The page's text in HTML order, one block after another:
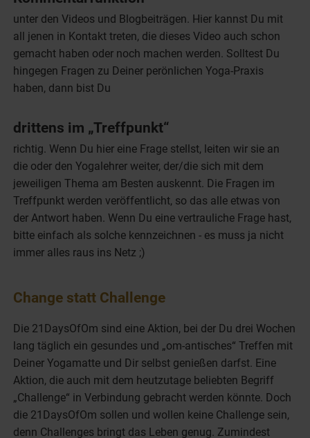
unter den Videos und Blogbeiträgen. Hier kannst Du mit
all jenen in Kontakt treten, die dieses Video auch schon
gemacht haben oder noch machen werden. Solltest Du
hingegen Fragen zu Deiner perönlichen Yoga-Praxis
haben, dann bist Du
drittens im „Treffpunkt“
richtig. Wenn Du hier eine Frage stellst, leiten wir sie an
die oder den Yogalehrer weiter, der/die sich mit dem
jeweiligen Thema am Besten auskennt. Die Fragen im
Treffpunkt werden veröffentlicht, so das alle etwas von
der Antwort haben. Wenn Du eine vertrauliche Frage hast,
bitte einfach als solche kennzeichnen - es muss ja nicht
immer alles raus ins Netz ;)
Change statt Challenge
Die 21DaysOfOm sind eine Aktion, bei der Du drei Wochen
lang täglich ein gesundes und „om-antisches“ Treffen mit
Deiner Yogamatte und Dir selbst genießen darfst. Eine
Aktion, die auch mit dem heutzutage beliebten Begriff
„Challenge“ in Verbindung gebracht werden könnte. Doch
die 21DaysOfOm sollen und wollen keine Challenge sein,
denn Challenges bringt das Leben genug. Zumindest